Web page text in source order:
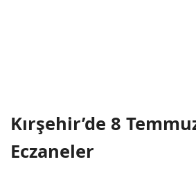
Kırşehir’de 8
Eczaneler